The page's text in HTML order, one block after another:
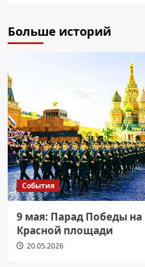
Больше историй
События
9 мая: Парад Победы на
Красной площади
20.05.2026